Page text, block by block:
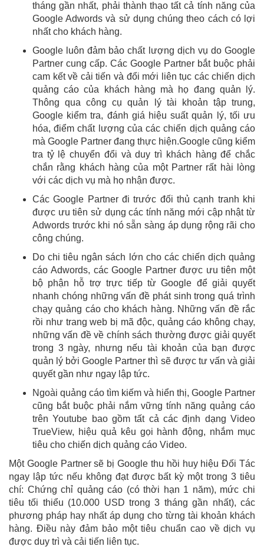
tháng gần nhất, phải thành thạo tất cả tính năng của
Google Adwords và sử dụng chúng theo cách có lợi
nhất cho khách hàng.
Google luôn đảm bảo chất lượng dịch vụ do Google
Partner cung cấp. Các Google Partner bắt buộc phải
cam kết về cải tiến và đổi mới liên tục các chiến dịch
quảng cáo của khách hàng mà họ đang quản lý.
Thông qua công cụ quản lý tài khoản tập trung,
Google kiểm tra, đánh giá hiệu suất quản lý, tối ưu
hóa, điểm chất lượng của các chiến dịch quảng cáo
mà Google Partner đang thực hiện.Google cũng kiểm
tra tỷ lệ chuyển đổi và duy trì khách hàng để chắc
chắn rằng khách hàng của một Partner rất hài lòng
với các dịch vụ mà họ nhận được.
Các Google Partner đi trước đối thủ cạnh tranh khi
được ưu tiên sử dụng các tính năng mới cập nhật từ
Adwords trước khi nó sẵn sàng áp dụng rộng rãi cho
công chúng.
Do chi tiêu ngân sách lớn cho các chiến dịch quảng
cáo Adwords, các Google Partner được ưu tiên một
bộ phận hỗ trợ trực tiếp từ Google để giải quyết
nhanh chóng những vấn đề phát sinh trong quá trình
chạy quảng cáo cho khách hàng. Những vấn đề rắc
rồi như trang web bị mã độc, quảng cáo không chạy,
những vấn đề về chính sách thường được giải quyết
trong 3 ngày, nhưng nếu tài khoản của bạn được
quản lý bởi Google Partner thì sẽ được tư vấn và giải
quyết gần như ngay lập tức.
Ngoài quảng cáo tìm kiếm và hiển thị, Google Partner
cũng bắt buộc phải nắm vững tính năng quảng cáo
trên Youtube bao gồm tất cả các định dạng Video
TrueView, hiệu quả kêu gọi hành động, nhắm mục
tiêu cho chiến dịch quảng cáo Video.
Một Google Partner sẽ bị Google thu hồi huy hiệu Đối Tác
ngay lập tức nếu không đạt được bất kỳ một trong 3 tiêu
chí: Chứng chỉ quảng cáo (có thời hạn 1 năm), mức chi
tiêu tối thiểu (10.000 USD trong 3 tháng gần nhất), các
phương pháp hay nhất áp dụng cho từng tài khoản khách
hàng. Điều này đảm bảo một tiêu chuẩn cao về dịch vụ
được duy trì và cải tiến liên tục.